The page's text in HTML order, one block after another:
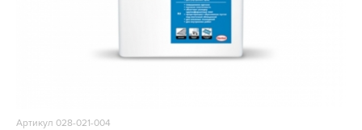
Артикул 028-021-004